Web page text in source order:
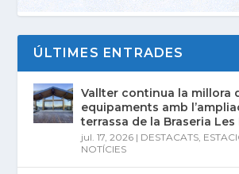
ÚLTIMES ENTRADES
Vallter continua la millora
equipaments amb
terrassa de la Braseria
jul. 17, 2026 | DESTACATS
NOTÍCIES